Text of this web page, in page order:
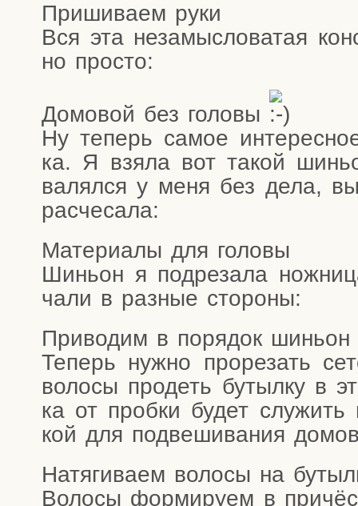
При­ши­ва­ем руки
Вся эта неза­мыс­ло­ва­тая
но просто:
Домо­вой без головы
Ну теперь самое
ка. Я взя­ла вот такой
валял­ся у меня без дела,
расчесала:
Мате­ри­а­лы для головы
Шиньон я под­ре­за­ла
ча­ли в раз­ные стороны:
При­во­дим в поря­док шиньон
Теперь нуж­но про­ре­зать
воло­сы про­деть бутыл­ку в
ка от проб­ки будет
кой для под­ве­ши­ва­ния
Натя­ги­ва­ем воло­сы на
Воло­сы фор­ми­ру­ем в